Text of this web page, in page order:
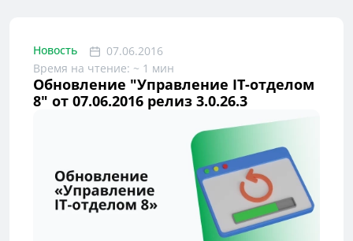
Новость
07.06.2016
Время на чтение: ~ 1 мин
Обновление "Управление IT-отделом
8" от 07.06.2016 релиз 3.0.26.3